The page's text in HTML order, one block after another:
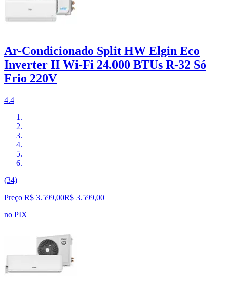
Ar-Condicionado Split HW Elgin Eco
Inverter II Wi-Fi 24.000 BTUs R-32 Só
Frio 220V
4.4
(34)
Preço R$ 3.599,00R$ 3.599,00
no PIX